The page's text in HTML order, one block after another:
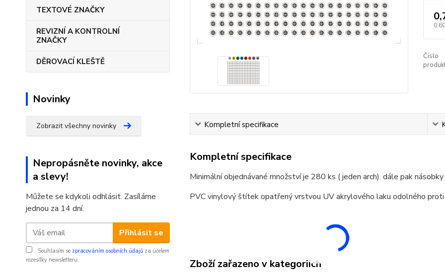
TEXTOVÉ ZNAČKY
REVIZNÍ A KONTROLNÍ
ZNAČKY
DĚROVACÍ KLEŠTĚ
Novinky
Zobrazit všechny novinky
Nepropásněte novinky, akce
a slevy!
Můžete se kdykoli odhlásit. Zasíláme
jednou za 14 dní.
Přihlásit se
Souhlasím se zpracováním osobních údajů za účelem
rozesílky newsletteru.
Číslo
Kompletní specifikace
Kompletní specifikace
Minimální objednávané množství je 280 ks ( jeden arch). dále pak
PVC vinylový štítek opatřený vrstvou UV akrylového laku odolného
Zboží zařazeno v kategoriích